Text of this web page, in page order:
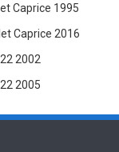
Caprice 1995
Caprice 2016
2002
2005